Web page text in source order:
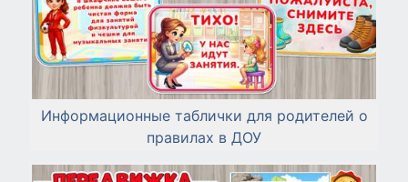
Информационные таблички для родителей о
правилах в ДОУ